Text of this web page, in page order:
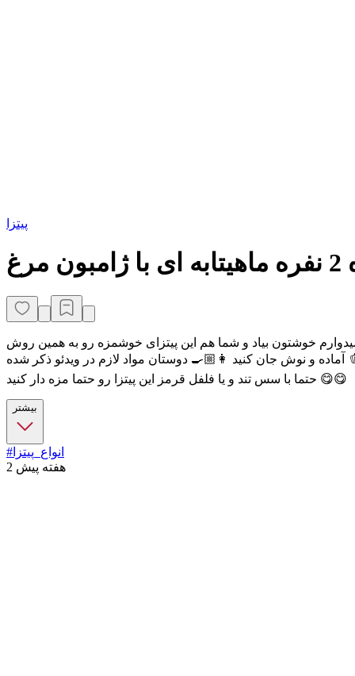
پیتزا
خوشتون بیاد و شما هم این پیتزای خوشمزه رو به همین روش
آماده و نوش جان کنید 👩🏼‍🍳 دوستان مواد لازم در ویدئو ذکر شده 🫑🧅🧇 اگر از تماشای ویدئو خوشتون اومد لطفا لایکش کنید و بین دوستان و آشنایان به اشتراک بگذارید 🙏🙏👩🏼‍🍳 عزیزان فراموش نکنید
حتما با سس تند و یا فلفل قرمز این پیتزا رو حتما مزه دار کنید 😋😋
بیشتر
#انواع_پیتزا
2 هفته پیش